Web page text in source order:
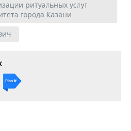
ритуальных услуг
города Казани